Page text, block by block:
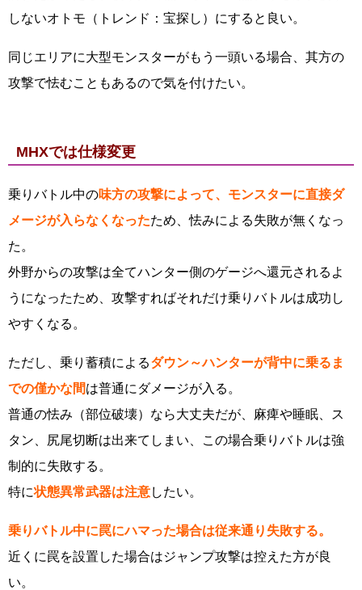
しないオトモ（トレンド：宝探し）にすると良い。
同じエリアに大型モンスターがもう一頭いる場合、其方の
攻撃で怯むこともあるので気を付けたい。
MHXでは仕様変更
乗りバトル中の味方の攻撃によって、モンスターに直接ダ
メージが入らなくなったため、怯みによる失敗が無くなっ
た。
外野からの攻撃は全てハンター側のゲージへ還元されるよ
うになったため、攻撃すればそれだけ乗りバトルは成功し
やすくなる。
ただし、乗り蓄積によるダウン～ハンターが背中に乗るま
での僅かな間は普通にダメージが入る。
普通の怯み（部位破壊）なら大丈夫だが、麻痺や睡眠、ス
タン、尻尾切断は出来てしまい、この場合乗りバトルは強
制的に失敗する。
特に状態異常武器は注意したい。
乗りバトル中に罠にハマった場合は従来通り失敗する。
近くに罠を設置した場合はジャンプ攻撃は控えた方が良
い。